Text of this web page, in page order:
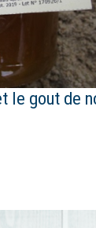
le gout de